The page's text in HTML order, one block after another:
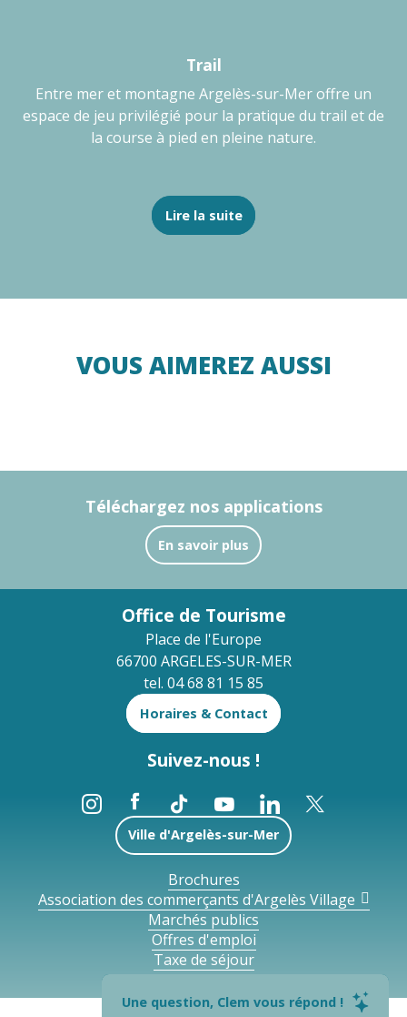
Trail
Entre mer et montagne Argelès-sur-Mer offre un
espace de jeu privilégié pour la pratique du trail et de
la course à pied en pleine nature.
Lire la suite
VOUS AIMEREZ AUSSI
Une question, Clem vous répond !
Téléchargez nos applications
En savoir plus
Office de Tourisme
Place de l'Europe
66700 ARGELES-SUR-MER
tel. 04 68 81 15 85
Horaires & Contact
Suivez-nous !
Ville d'Argelès-sur-Mer
Brochures
Association des commerçants d'Argelès Village
Marchés publics
Offres d'emploi
Taxe de séjour